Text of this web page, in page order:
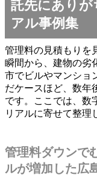
託先にありが
アル事例集
管理料の見積もりを
瞬間から、建物の劣
市でビルやマンショ
だケースほど、数年
です。ここでは、数
リアルに寄せて整理
管理料ダウンで
ルが増加した広